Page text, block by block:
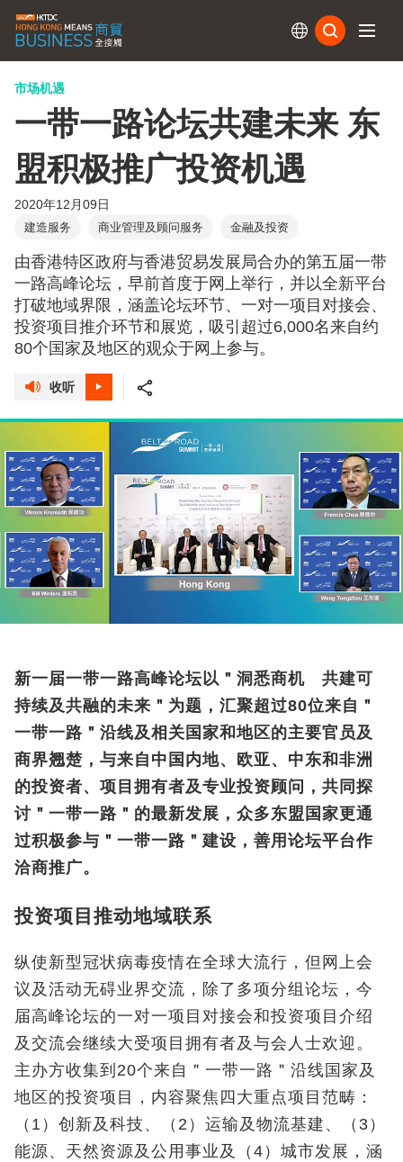
市场机遇
一带一路论坛共建未来 东
盟积极推广投资机遇
2020年12月09日
建造服务 商业管理及顾问服务 金融及投资
由香港特区政府与香港贸易发展局合办的第五届一带
一路高峰论坛，早前首度于网上举行，并以全新平台
打破地域界限，涵盖论坛环节、一对一项目对接会、
投资项目推介环节和展览，吸引超过6,000名来自约
80个国家及地区的观众于网上参与。
收听
新一届一带一路高峰论坛以＂洞悉商机 共建可
持续及共融的未来＂为题，汇聚超过80位来自＂
一带一路＂沿线及相关国家和地区的主要官员及
商界翘楚，与来自中国内地、欧亚、中东和非洲
的投资者、项目拥有者及专业投资顾问，共同探
讨＂一带一路＂的最新发展，众多东盟国家更通
过积极参与＂一带一路＂建设，善用论坛平台作
洽商推广。
投资项目推动地域联系
纵使新型冠状病毒疫情在全球大流行，但网上会
议及活动无碍业界交流，除了多项分组论坛，今
届高峰论坛的一对一项目对接会和投资项目介绍
及交流会继续大受项目拥有者及与会人士欢迎。
主办方收集到20个来自＂一带一路＂沿线国家及
地区的投资项目，内容聚焦四大重点项目范畴：
（1）创新及科技、（2）运输及物流基建、（3）
能源、天然资源及公用事业及（4）城市发展，涵